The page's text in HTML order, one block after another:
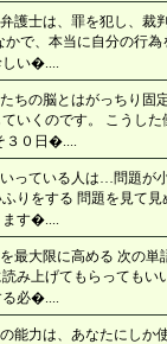
護士は、罪を犯し、裁
かで、本当に自分の行
しい�....
ちの脳とはがっちり固
いくのです。 こうし
３０日�....
っている人は…問題が
りをする 問題を見て
ます�....
最大限に高める 次の単
み上げてもらってもい
る必�....
能力は、あなたにしか